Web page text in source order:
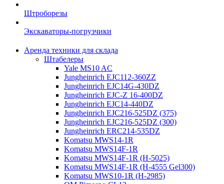
Штроборезы
Экскаваторы-погрузчики
Аренда техники для склада
Штабелеры
Yale MS10 AC
Jungheinrich EJC112-360ZZ
Jungheinrich EJC14G-430DZ
Jungheinrich EJC-Z 16-400DZ
Jungheinrich EJC14-440DZ
Jungheinrich EJC216-525DZ (375)
Jungheinrich EJC216-525DZ (300)
Jungheinrich ERC214-535DZ
Komatsu MWS14-1R
Komatsu MWS14F-1R
Komatsu MWS14F-1R (H-5025)
Komatsu MWS14F-1R (H-4555 Gel300)
Komatsu MWS10-1R (Н-2985)